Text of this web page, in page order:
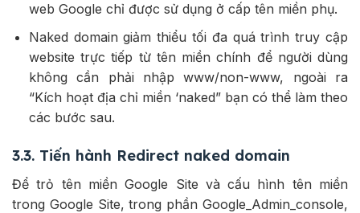
web Google chỉ được sử dụng ở cấp tên miền phụ.
Naked domain giảm thiểu tối đa quá trình truy cập
website trực tiếp từ tên miền chính để người dùng
không cần phải nhập www/non-www, ngoài ra
“Kích hoạt địa chỉ miền ‘naked” bạn có thể làm theo
các bước sau.
3.3. Tiến hành Redirect naked domain
Để trỏ tên miền Google Site và cấu hình tên miền
trong Google Site, trong phần Google_Admin_console,